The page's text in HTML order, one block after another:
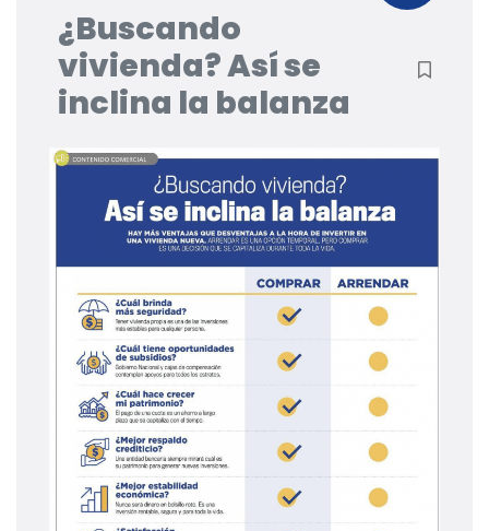
¿Buscando
vivienda? Así se
inclina la balanza